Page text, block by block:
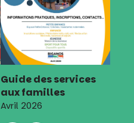
Guide des services
aux familles
Avril 2026